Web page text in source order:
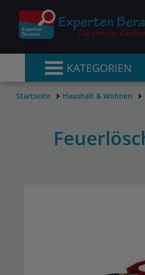
KATEGORIEN
Startseite Haushalt & Wohnen